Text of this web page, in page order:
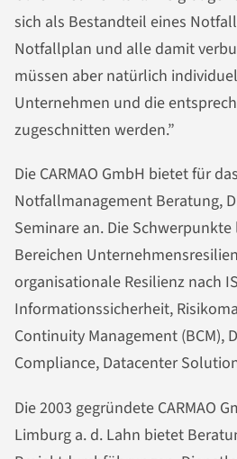
sich als Bestandteil eines
Notfallplan und alle damit
müssen aber natürlich
Unternehmen und die
zugeschnitten werden.”
Die CARMAO GmbH bietet für
Notfallmanagement Beratung,
Seminare an. Die
Bereichen
organisationale Resilienz nach
Informationssicherheit,
Continuity Management (BCM),
Compliance, Datacenter
Die 2003 gegründete CARMAO
Limburg a. d. Lahn bietet